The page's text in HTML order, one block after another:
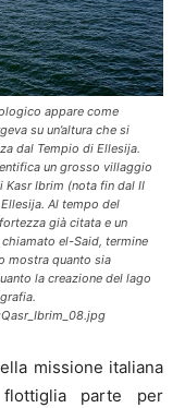
appare come
su un’altura che si
dal Tempio di Ellesija.
un grosso villaggio
Ibrim (nota fin dal II
Al tempo del
già citata e un
el-Said, termine
mostra quanto sia
la creazione del lago
missione italiana
parte per